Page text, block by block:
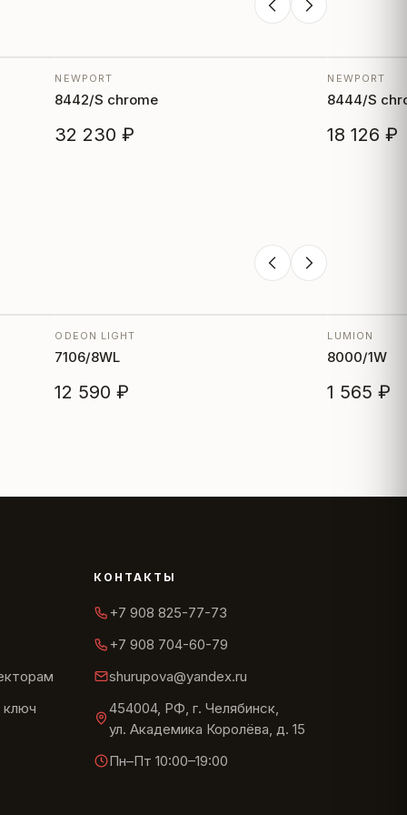
NEWPORT
8442/S chrome
32 230 ₽
NEWPORT
8444/S
18 126 ₽
ODEON LIGHT
7106/8WL
12 590 ₽
LUMION
8000/1W
1 565 ₽
КОНТАКТЫ
+7 908 825-77-73
+7 908 704-60-79
shurupova@yandex.ru
454004, РФ, г. Челябинск,
ул. Академика Королёва, д. 15
Пн–Пт 10:00–19:00